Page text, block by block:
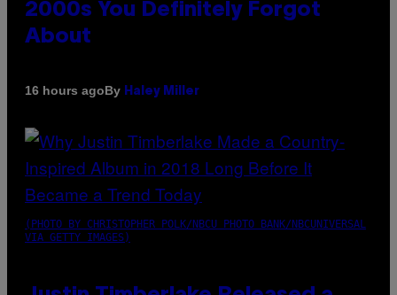
2000s You Definitely Forgot
About
16 hours agoBy Haley Miller
(PHOTO BY CHRISTOPHER POLK/NBCU PHOTO BANK/NBCUNIVERSAL
VIA GETTY IMAGES)